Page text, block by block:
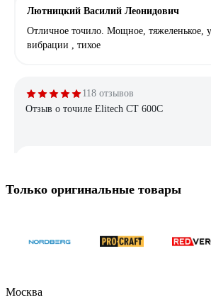
Лютницкий Василий Леонидович
Отличное точило. Мощное, тяжеленькое,
вибрации , тихое
118 отзывов
Отзыв о точиле Elitech CT 600C
Отзыв о заточном станке Ставр СЗЭ-200/
Только оригинальные товары
Москва